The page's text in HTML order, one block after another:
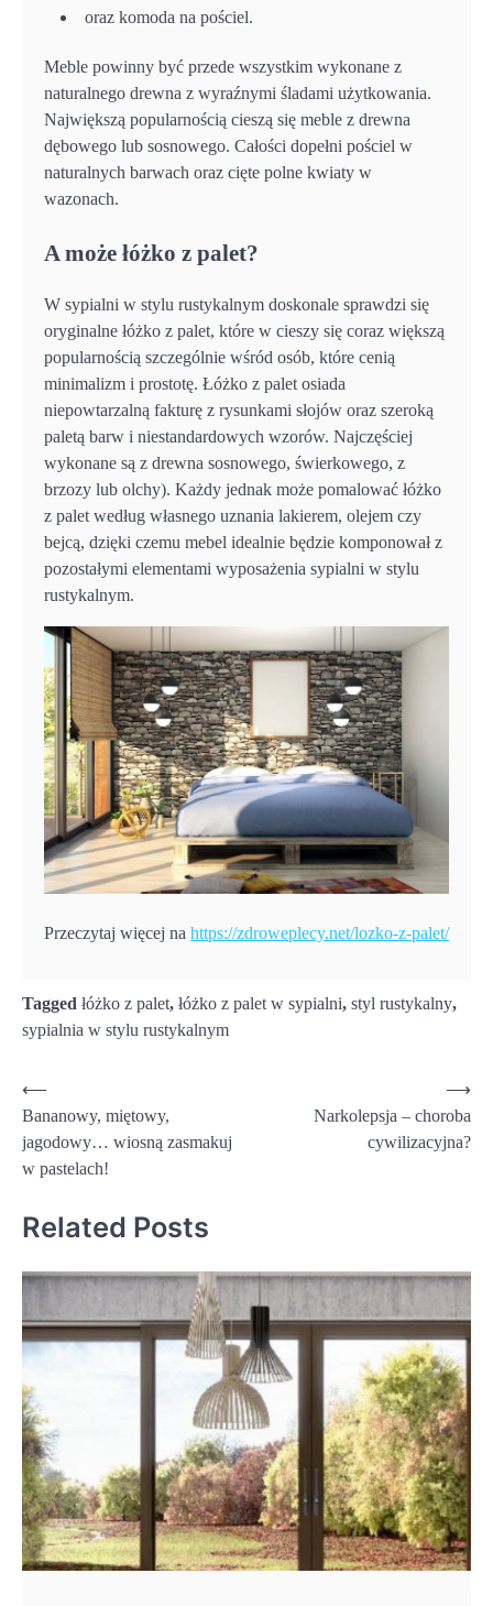
oraz komoda na pościel.
Meble powinny być przede wszystkim wykonane z
naturalnego drewna z wyraźnymi śladami użytkowania.
Największą popularnością cieszą się meble z drewna
dębowego lub sosnowego. Całości dopełni pościel w
naturalnych barwach oraz cięte polne kwiaty w
wazonach.
A może łóżko z palet?
W sypialni w stylu rustykalnym doskonale sprawdzi się
oryginalne łóżko z palet, które w cieszy się coraz większą
popularnością szczególnie wśród osób, które cenią
minimalizm i prostotę. Łóżko z palet osiada
niepowtarzalną fakturę z rysunkami słojów oraz szeroką
paletą barw i niestandardowych wzorów. Najczęściej
wykonane są z drewna sosnowego, świerkowego, z
brzozy lub olchy). Każdy jednak może pomalować łóżko
z palet według własnego uznania lakierem, olejem czy
bejcą, dzięki czemu mebel idealnie będzie komponował z
pozostałymi elementami wyposażenia sypialni w stylu
rustykalnym.
Przeczytaj więcej na https://zdroweplecy.net/lozko-z-palet/
Tagged łóżko z palet, łóżko z palet w sypialni, styl rustykalny,
sypialnia w stylu rustykalnym
Nawigacja
wpisu
⟵
Bananowy, miętowy,
jagodowy… wiosną zasmakuj
w pastelach!
Narkolepsja – choroba
cywilizacyjna?
⟶
Related Posts